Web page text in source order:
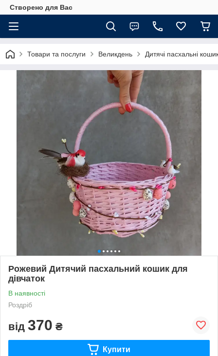
Створено для Вас
Товари та послуги Великдень Дитячі пасхальні
Рожевий Дитячий пасхальний кошик для
дівчаток
В наявності
Роздріб
від 370 ₴
Купити